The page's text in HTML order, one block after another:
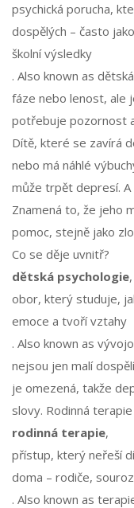
psychická porucha,
dospělých – často
školní výsledky
. Also known as
fáze nebo lenost, ale
potřebuje pozornost
Dítě, které se zavírá
nebo má náhlé
může trpět depresí. A
Znamená to, že jeho
pomoc, stejně jako
Co se děje uvnitř?
dětská psychologie,
obor, který studuje,
emoce a tvoří vztahy
. Also known as
nejsou jen malí
je omezená, takže
slovy. Rodinná terapie
rodinná terapie,
přístup, který neřeší
doma – rodiče,
. Also known as